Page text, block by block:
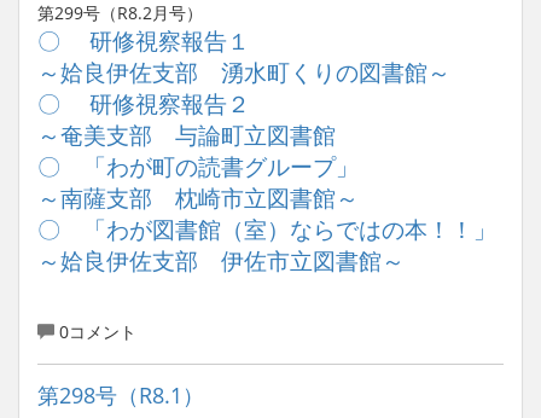
第299号（R8.2月号）
〇 研修視察報告１
～姶良伊佐支部 湧水町くりの図書館～
〇 研修視察報告２
～奄美支部 与論町立図書館
〇 「わが町の読書グループ」
～南薩支部 枕崎市立図書館～
〇 「わが図書館（室）ならではの本！！」
～姶良伊佐支部 伊佐市立図書館～
0コメント
第298号（R8.1）